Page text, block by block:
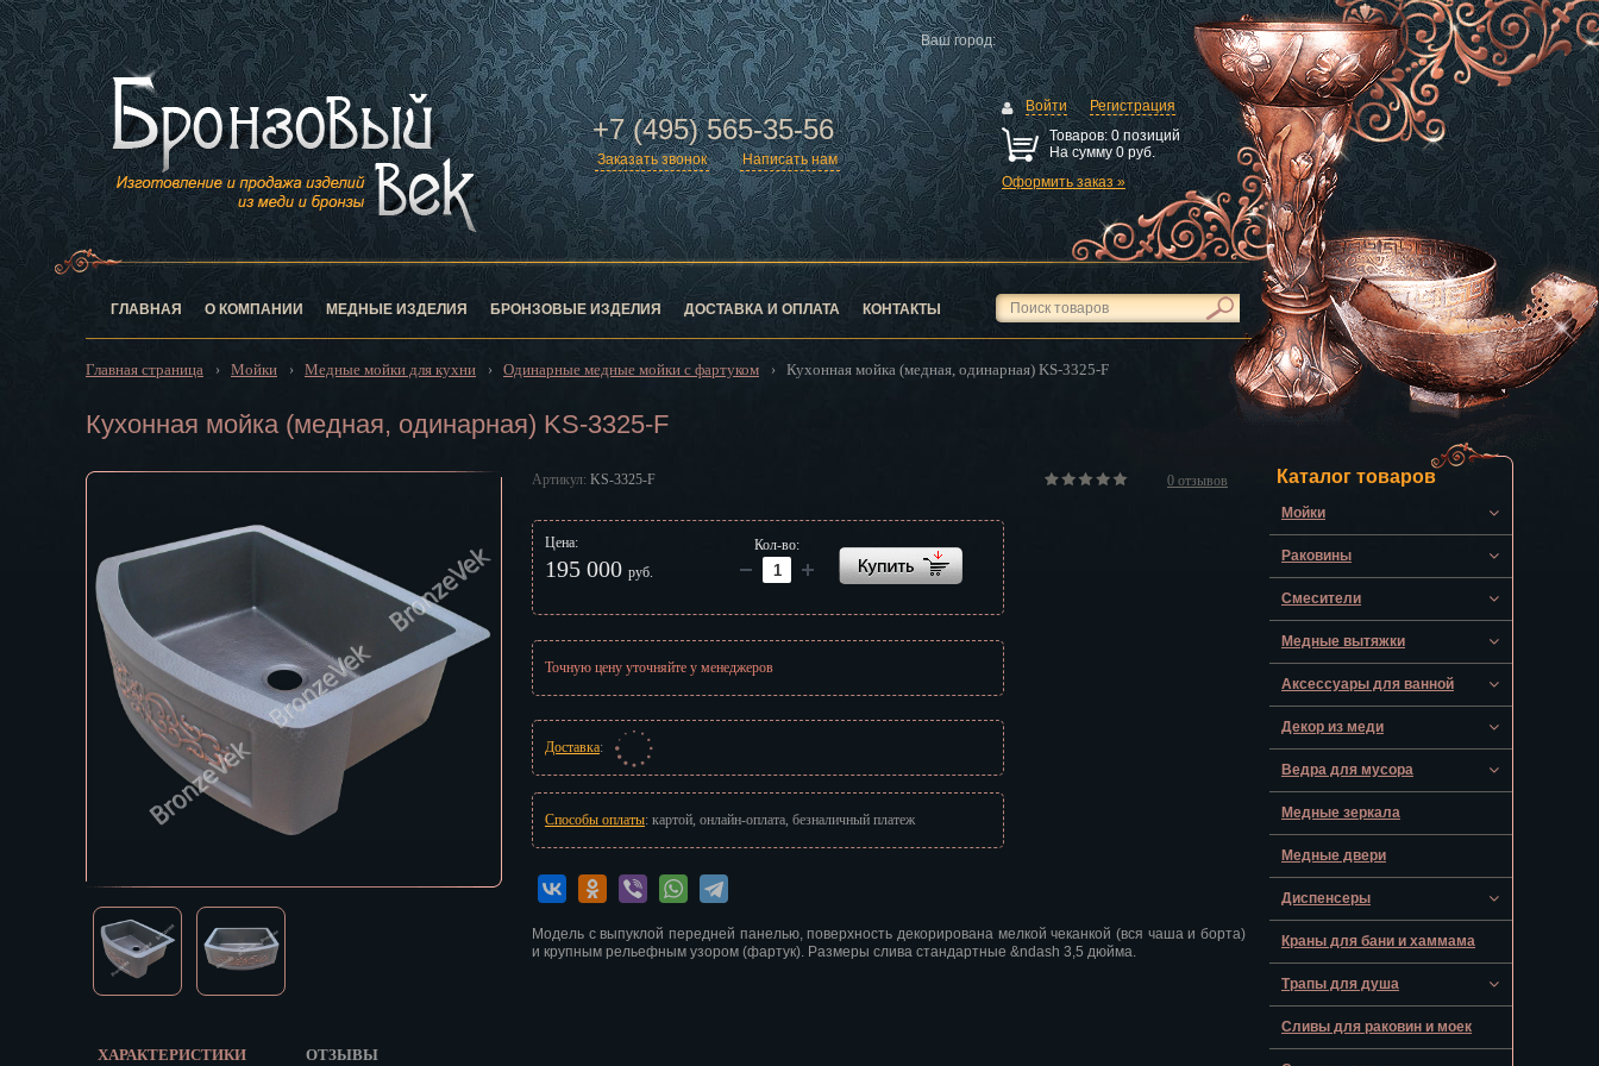
Анадырь
Архангельск
Астрахань
Барнаул
Белгород
Биробиджан
Благовещенск
Брянск
Великий Новгород
Владивосток
Волгоград
Воронеж
Горно-Алтайск
Екатеринбург
Зеленоград
Иваново
Ижевск
Иркутск
Йошкар-Ола
Кострома
+7 (495) 565-35-56
Ваш город:
Заказать звонок Написать нам
Войти
Регистрация
Товаров:0 позиций
На сумму 0 руб.
Оформить заказ »
ГЛАВНАЯ О КОМПАНИИ МЕДНЫЕ ИЗДЕЛИЯ БРОНЗОВЫЕ ИЗДЕЛИЯ ДОСТАВКА И ОПЛАТА КОНТАКТЫ
Главная страница › Мойки › Медные мойки для кухни › Одинарные медные мойки с фартуком › Кухонная мойка (медная, одинарная) KS-3325-F
Кухонная мойка (медная, одинарная) KS-3325-F
Артикул: KS-3325-F 0 отзывов
Цена:
195 000 руб.
Кол-во:
В КОРЗИНУ
Точную цену уточняйте у менеджеров
Доставка:
Способы оплаты: картой, онлайн-оплата, безналичный платеж
Модель с выпуклой передней панелью, поверхность декорирована мелкой чеканкой (вся чаша и борта)
и крупным рельефным узором (фартук). Размеры слива стандартные &ndash 3,5 дюйма.
ХАРАКТЕРИСТИКИ ОТЗЫВЫ
Каталог товаров
Мойки
Раковины
Смесители
Медные вытяжки
Аксессуары для ванной
Декор из меди
Ведра для мусора
Медные зеркала
Медные двери
Диспенсеры
Краны для бани и хаммама
Трапы для душа
Сливы для раковин и моек